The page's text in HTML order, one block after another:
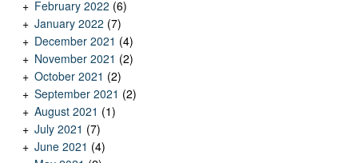
February 2022 (6)
January 2022 (7)
December 2021 (4)
November 2021 (2)
October 2021 (2)
September 2021 (2)
August 2021 (1)
July 2021 (7)
June 2021 (4)